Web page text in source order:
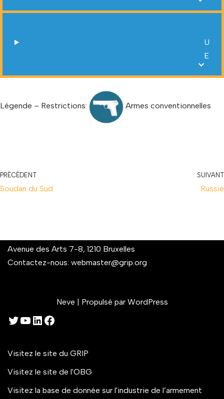
U
E
Légende – Restrictions: Armes conventionnelles
PRÉCÉDENT
Soudan du Sud
SUIVANT
Russie
Avenue des Arts 7-8, 1210 Bruxelles
Contactez-nous: webmaster@grip.org
Neve | Propulsé par WordPress
Visitez le site du GRIP
Visitez le site de l'OBG
Visitez la base de donnée sur l'industrie de l’armement